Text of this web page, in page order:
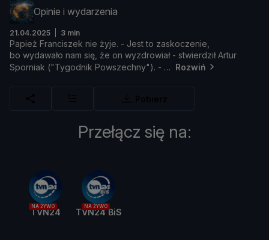
Opinie i wydarzenia
21.04.2025 3 min
Papież Franciszek nie żyje. - Jestto zaskoczenie,
bo wydawało nam się, że on wyzdrowiał - stwierdziłArtur
Sporniak ("Tygodnik Powszechny"). - Rozwiń
Przełącz się na:
NA ŻYWO
TVN24
NA ŻYWO
TVN24 BiS